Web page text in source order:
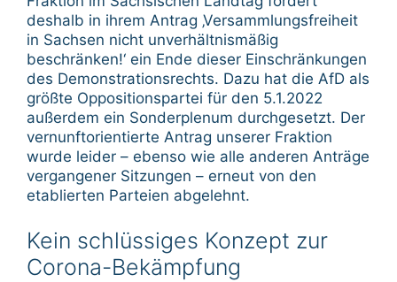
deshalb in ihrem Antrag ‚Versammlungsfreiheit
in Sachsen nicht unverhältnismäßig
beschränken!‘ ein Ende dieser Einschränkungen
des Demonstrationsrechts. Dazu hat die AfD als
größte Oppositionspartei für den 5.1.2022
außerdem ein Sonderplenum durchgesetzt. Der
vernunftorientierte Antrag unserer Fraktion
wurde leider – ebenso wie alle anderen Anträge
vergangener Sitzungen – erneut von den
etablierten Parteien abgelehnt.
Kein schlüssiges Konzept zur
Corona-Bekämpfung